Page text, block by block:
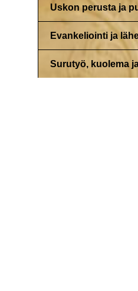
Uskon perusta ja
Evankeliointi ja
Surutyö, kuolema